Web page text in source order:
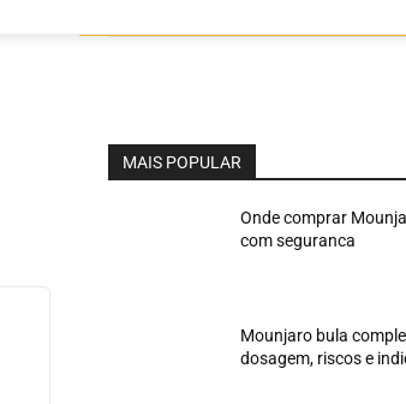
MAIS POPULAR
Onde comprar
com seguranca
Mounjaro bula
dosagem, riscos e